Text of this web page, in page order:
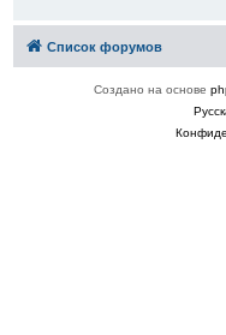
Список форумов
Создано на основе